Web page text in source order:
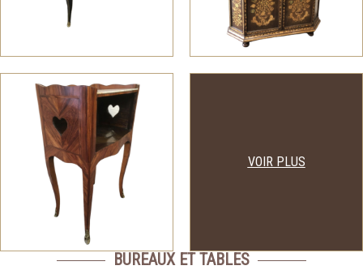
VOIR PLUS
BUREAUX ET TABLES